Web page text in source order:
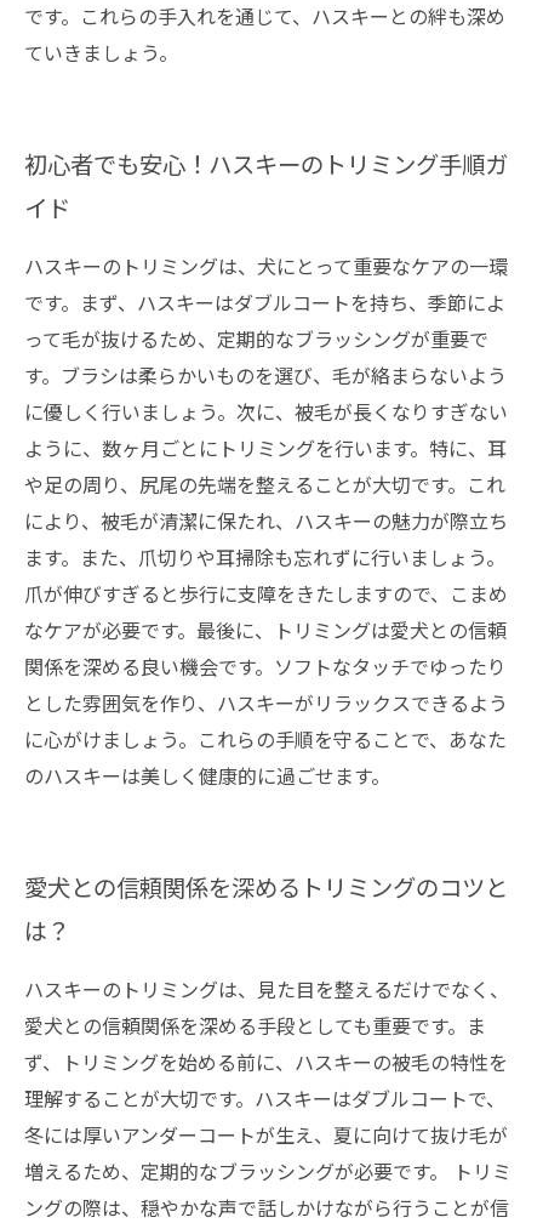
です。これらの手入れを通じて、ハスキーとの絆も深め
ていきましょう。
初心者でも安心！ハスキーのトリミング手順ガ
イド
ハスキーのトリミングは、犬にとって重要なケアの一環
です。まず、ハスキーはダブルコートを持ち、季節によ
って毛が抜けるため、定期的なブラッシングが重要で
す。ブラシは柔らかいものを選び、毛が絡まらないよう
に優しく行いましょう。次に、被毛が長くなりすぎない
ように、数ヶ月ごとにトリミングを行います。特に、耳
や足の周り、尻尾の先端を整えることが大切です。これ
により、被毛が清潔に保たれ、ハスキーの魅力が際立ち
ます。また、爪切りや耳掃除も忘れずに行いましょう。
爪が伸びすぎると歩行に支障をきたしますので、こまめ
なケアが必要です。最後に、トリミングは愛犬との信頼
関係を深める良い機会です。ソフトなタッチでゆったり
とした雰囲気を作り、ハスキーがリラックスできるよう
に心がけましょう。これらの手順を守ることで、あなた
のハスキーは美しく健康的に過ごせます。
愛犬との信頼関係を深めるトリミングのコツと
は？
ハスキーのトリミングは、見た目を整えるだけでなく、
愛犬との信頼関係を深める手段としても重要です。ま
ず、トリミングを始める前に、ハスキーの被毛の特性を
理解することが大切です。ハスキーはダブルコートで、
冬には厚いアンダーコートが生え、夏に向けて抜け毛が
増えるため、定期的なブラッシングが必要です。 トリミ
ングの際は、穏やかな声で話しかけながら行うことが信